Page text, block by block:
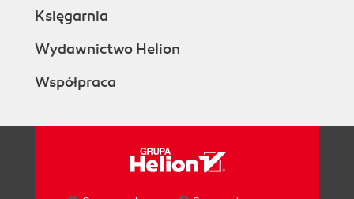
Księgarnia
Wydawnictwo Helion
Współpraca